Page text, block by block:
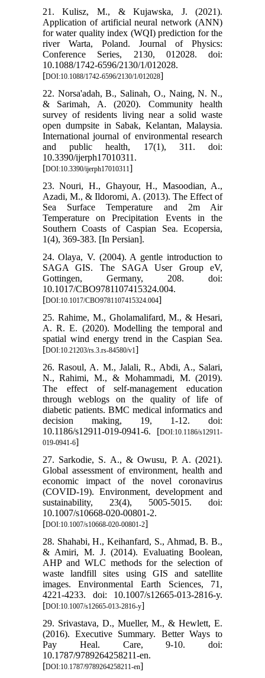
21. Kulisz, M., & Kujawska, J. (2021).
Application of artificial neural network (ANN)
for water quality index (WQI) prediction for the
river Warta, Poland. Journal of Physics:
Conference Series, 2130, 012028. doi:
10.1088/1742-6596/2130/1/012028.
[DOI:10.1088/1742-6596/2130/1/012028]
22. Norsa'adah, B., Salinah, O., Naing, N. N.,
& Sarimah, A. (2020). Community health
survey of residents living near a solid waste
open dumpsite in Sabak, Kelantan, Malaysia.
International journal of environmental research
and public health, 17(1), 311. doi:
10.3390/ijerph17010311.
[DOI:10.3390/ijerph17010311]
23. Nouri, H., Ghayour, H., Masoodian, A.,
Azadi, M., & Ildoromi, A. (2013). The Effect of
Sea Surface Temperature and 2m Air
Temperature on Precipitation Events in the
Southern Coasts of Caspian Sea. Ecopersia,
1(4), 369-383. [In Persian].
24. Olaya, V. (2004). A gentle introduction to
SAGA GIS. The SAGA User Group eV,
Gottingen, Germany, 208. doi:
10.1017/CBO9781107415324.004.
[DOI:10.1017/CBO9781107415324.004]
25. Rahime, M., Gholamalifard, M., & Hesari,
A. R. E. (2020). Modelling the temporal and
spatial wind energy trend in the Caspian Sea.
[DOI:10.21203/rs.3.rs-84580/v1]
26. Rasoul, A. M., Jalali, R., Abdi, A., Salari,
N., Rahimi, M., & Mohammadi, M. (2019).
The effect of self-management education
through weblogs on the quality of life of
diabetic patients. BMC medical informatics and
decision making, 19, 1-12. doi:
10.1186/s12911-019-0941-6. [DOI:10.1186/s12911-
019-0941-6]
27. Sarkodie, S. A., & Owusu, P. A. (2021).
Global assessment of environment, health and
economic impact of the novel coronavirus
(COVID-19). Environment, development and
sustainability, 23(4), 5005-5015. doi:
10.1007/s10668-020-00801-2.
[DOI:10.1007/s10668-020-00801-2]
28. Shahabi, H., Keihanfard, S., Ahmad, B. B.,
& Amiri, M. J. (2014). Evaluating Boolean,
AHP and WLC methods for the selection of
waste landfill sites using GIS and satellite
images. Environmental Earth Sciences, 71,
4221-4233. doi: 10.1007/s12665-013-2816-y.
[DOI:10.1007/s12665-013-2816-y]
29. Srivastava, D., Mueller, M., & Hewlett, E.
(2016). Executive Summary. Better Ways to
Pay Heal. Care, 9-10. doi:
10.1787/9789264258211-en.
[DOI:10.1787/9789264258211-en]